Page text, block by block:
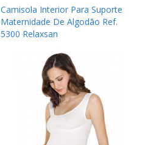
Camisola Interior Para Suporte
Maternidade De Algodão Ref.
5300 Relaxsan